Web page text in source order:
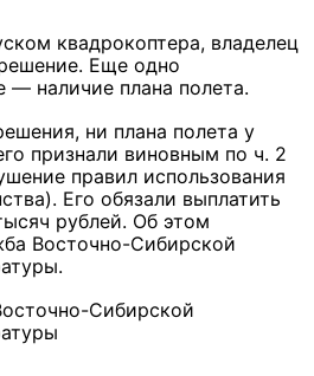
квадрокоптера, владелец
Еще одно
— наличие плана полета.
ни плана полета у
признали виновным по ч. 2
правил использования
Его обязали выплатить
рублей. Об этом
Восточно-Сибирской
Сибирской